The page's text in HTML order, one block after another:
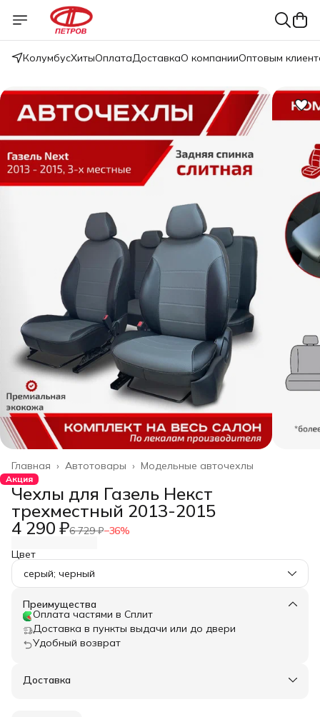
КолумбусХитыОплатаДоставкаО компанииОптовым
Модельные авточехлы
Автотовары ›
Главная ›
Акция
Чехлы для Газель Некст
трехместный 2013-2015
4 290 ₽6 729 ₽−36%
Цвет
серый; черный
Преимущества
Оплата частями в Сплит
Доставка в пункты выдачи или до двери
Удобный возврат
Доставка